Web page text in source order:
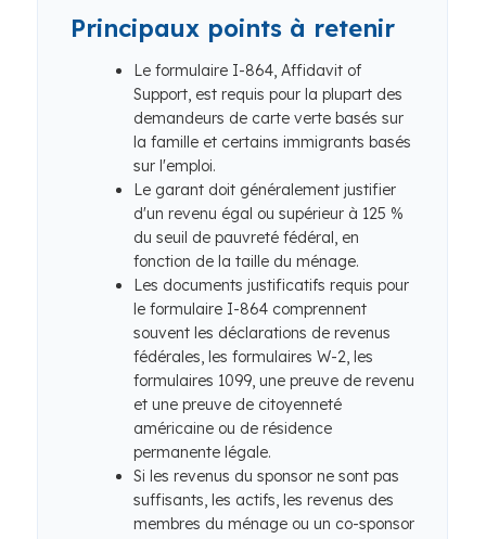
Principaux points à retenir
Le formulaire I-864, Affidavit of
Support, est requis pour la plupart des
demandeurs de carte verte basés sur
la famille et certains immigrants basés
sur l'emploi.
Le garant doit généralement justifier
d'un revenu égal ou supérieur à 125 %
du seuil de pauvreté fédéral, en
fonction de la taille du ménage.
Les documents justificatifs requis pour
le formulaire I-864 comprennent
souvent les déclarations de revenus
fédérales, les formulaires W-2, les
formulaires 1099, une preuve de revenu
et une preuve de citoyenneté
américaine ou de résidence
permanente légale.
Si les revenus du sponsor ne sont pas
suffisants, les actifs, les revenus des
membres du ménage ou un co-sponsor